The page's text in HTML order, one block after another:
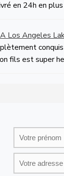
en 24h en plus
Los Angeles
fils est super